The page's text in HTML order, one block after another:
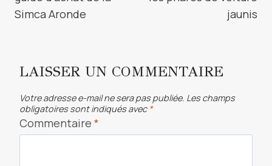
Simca Aronde
jaunis
LAISSER UN COMMENTAIRE
Votre adresse e-mail ne sera pas publiée. Les champs
obligatoires sont indiqués avec *
Commentaire *